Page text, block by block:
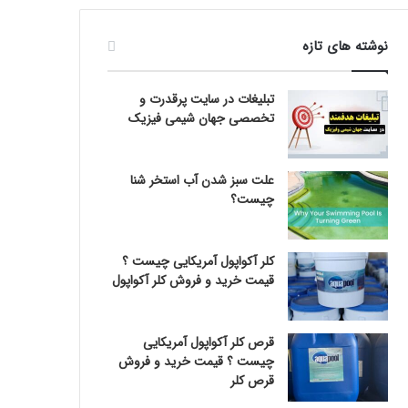
نوشته های تازه
تبلیغات در سایت پرقدرت و
تخصصی جهان شیمی فیزیک
علت سبز شدن آب استخر شنا
چیست؟
کلر آکواپول آمریکایی چیست ؟
قیمت خرید و فروش کلر آکواپول
قرص کلر آکواپول آمریکایی
چیست ؟ قیمت خرید و فروش
قرص کلر